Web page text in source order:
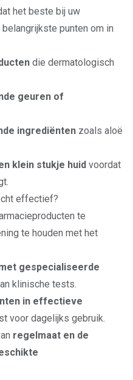
het beste bij uw
punten om in
die dermatologisch
geuren of
ingrediënten zoals aloë
klein stukje huid voordat
effectief?
te
te houden met het
gespecialiseerde
klinische tests.
in effectieve
voor dagelijks gebruik.
regelmaat en de